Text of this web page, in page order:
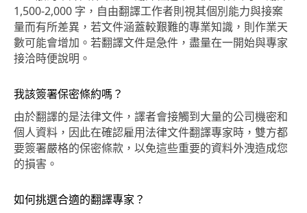
1,500-2,000 字，自由翻譯工作者則視其個別能力與接案
量而有所差異，若文件涵蓋較艱難的專業知識，則作業天
數可能會增加。若翻譯文件是急件，盡量在一開始與專家
接洽時便說明。
我該簽署保密條約嗎？
由於翻譯的是法律文件，譯者會接觸到大量的公司機密和
個人資料，因此在確認雇用法律文件翻譯專家時，雙方都
要簽署嚴格的保密條款，以免這些重要的資料外洩造成您
的損害。
如何挑選合適的翻譯專家？